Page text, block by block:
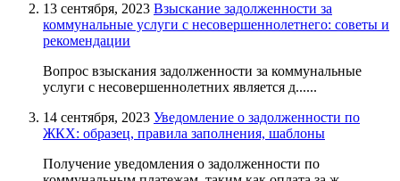
13 сентября, 2023 Взыскание задолженности за
коммунальные услуги с несовершеннолетнего: советы и
рекомендации
Вопрос взыскания задолженности за коммунальные
услуги с несовершеннолетних является д......
14 сентября, 2023 Уведомление о задолженности по
ЖКХ: образец, правила заполнения, шаблоны
Получение уведомления о задолженности по